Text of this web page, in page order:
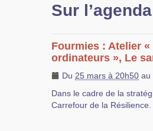
Sur l’agenda
Fourmies : Atelier
ordinateurs », Le
Du 25 mars à 20h50 au
Dans le cadre de la
Carrefour de la Résilience.